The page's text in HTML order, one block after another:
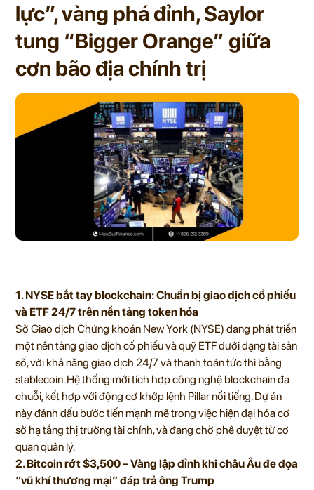
lực”, vàng phá đỉnh, Saylor
tung “Bigger Orange” giữa
cơn bão địa chính trị
1. NYSE bắt tay blockchain: Chuẩn bị giao dịch cổ phiếu
và ETF 24/7 trên nền tảng token hóa
Sở Giao dịch Chứng khoán New York (NYSE) đang phát triển
một nền tảng giao dịch cổ phiếu và quỹ ETF dưới dạng tài sản
số, với khả năng giao dịch 24/7 và thanh toán tức thì bằng
stablecoin. Hệ thống mới tích hợp công nghệ blockchain đa
chuỗi, kết hợp với động cơ khớp lệnh Pillar nổi tiếng. Dự án
này đánh dấu bước tiến mạnh mẽ trong việc hiện đại hóa cơ
sở hạ tầng thị trường tài chính, và đang chờ phê duyệt từ cơ
quan quản lý.
2. Bitcoin rớt $3,500 – Vàng lập đỉnh khi châu Âu đe dọa
“vũ khí thương mại” đáp trả ông Trump